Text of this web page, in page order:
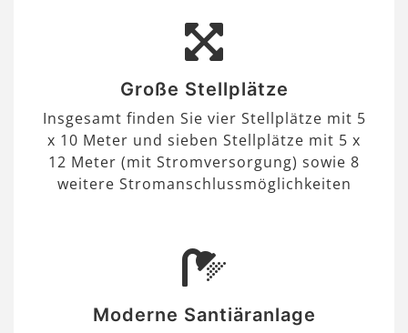
Große Stellplätze
Insgesamt finden Sie vier Stellplätze mit 5
x 10 Meter und sieben Stellplätze mit 5 x
12 Meter (mit Stromversorgung) sowie 8
weitere Stromanschlussmöglichkeiten
Moderne Santiäranlage